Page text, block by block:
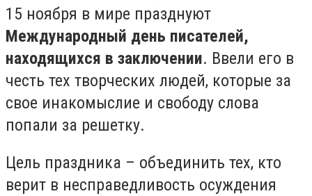
15 ноября в мире празднуют
Международный день писателей,
находящихся в заключении. Ввели его в
честь тех творческих людей, которые за
свое инакомыслие и свободу слова
попали за решетку.
Цель праздника – объединить тех, кто
верит в несправедливость осуждения